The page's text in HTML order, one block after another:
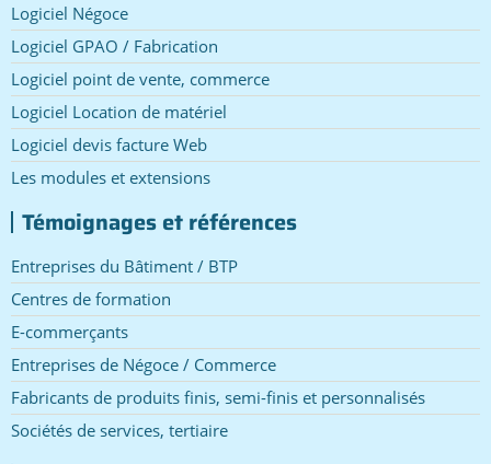
Logiciel Négoce
Logiciel GPAO / Fabrication
Logiciel point de vente, commerce
Logiciel Location de matériel
Logiciel devis facture Web
Les modules et extensions
Témoignages et références
Entreprises du Bâtiment / BTP
Centres de formation
E-commerçants
Entreprises de Négoce / Commerce
Fabricants de produits finis, semi-finis et personnalisés
Sociétés de services, tertiaire